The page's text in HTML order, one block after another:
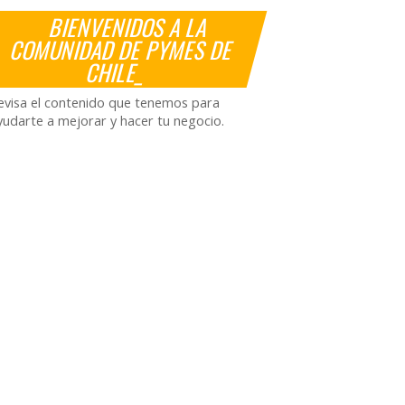
BIENVENIDOS A LA
COMUNIDAD DE PYMES DE
CHILE_
el contenido que tenemos para
a mejorar y hacer tu negocio.